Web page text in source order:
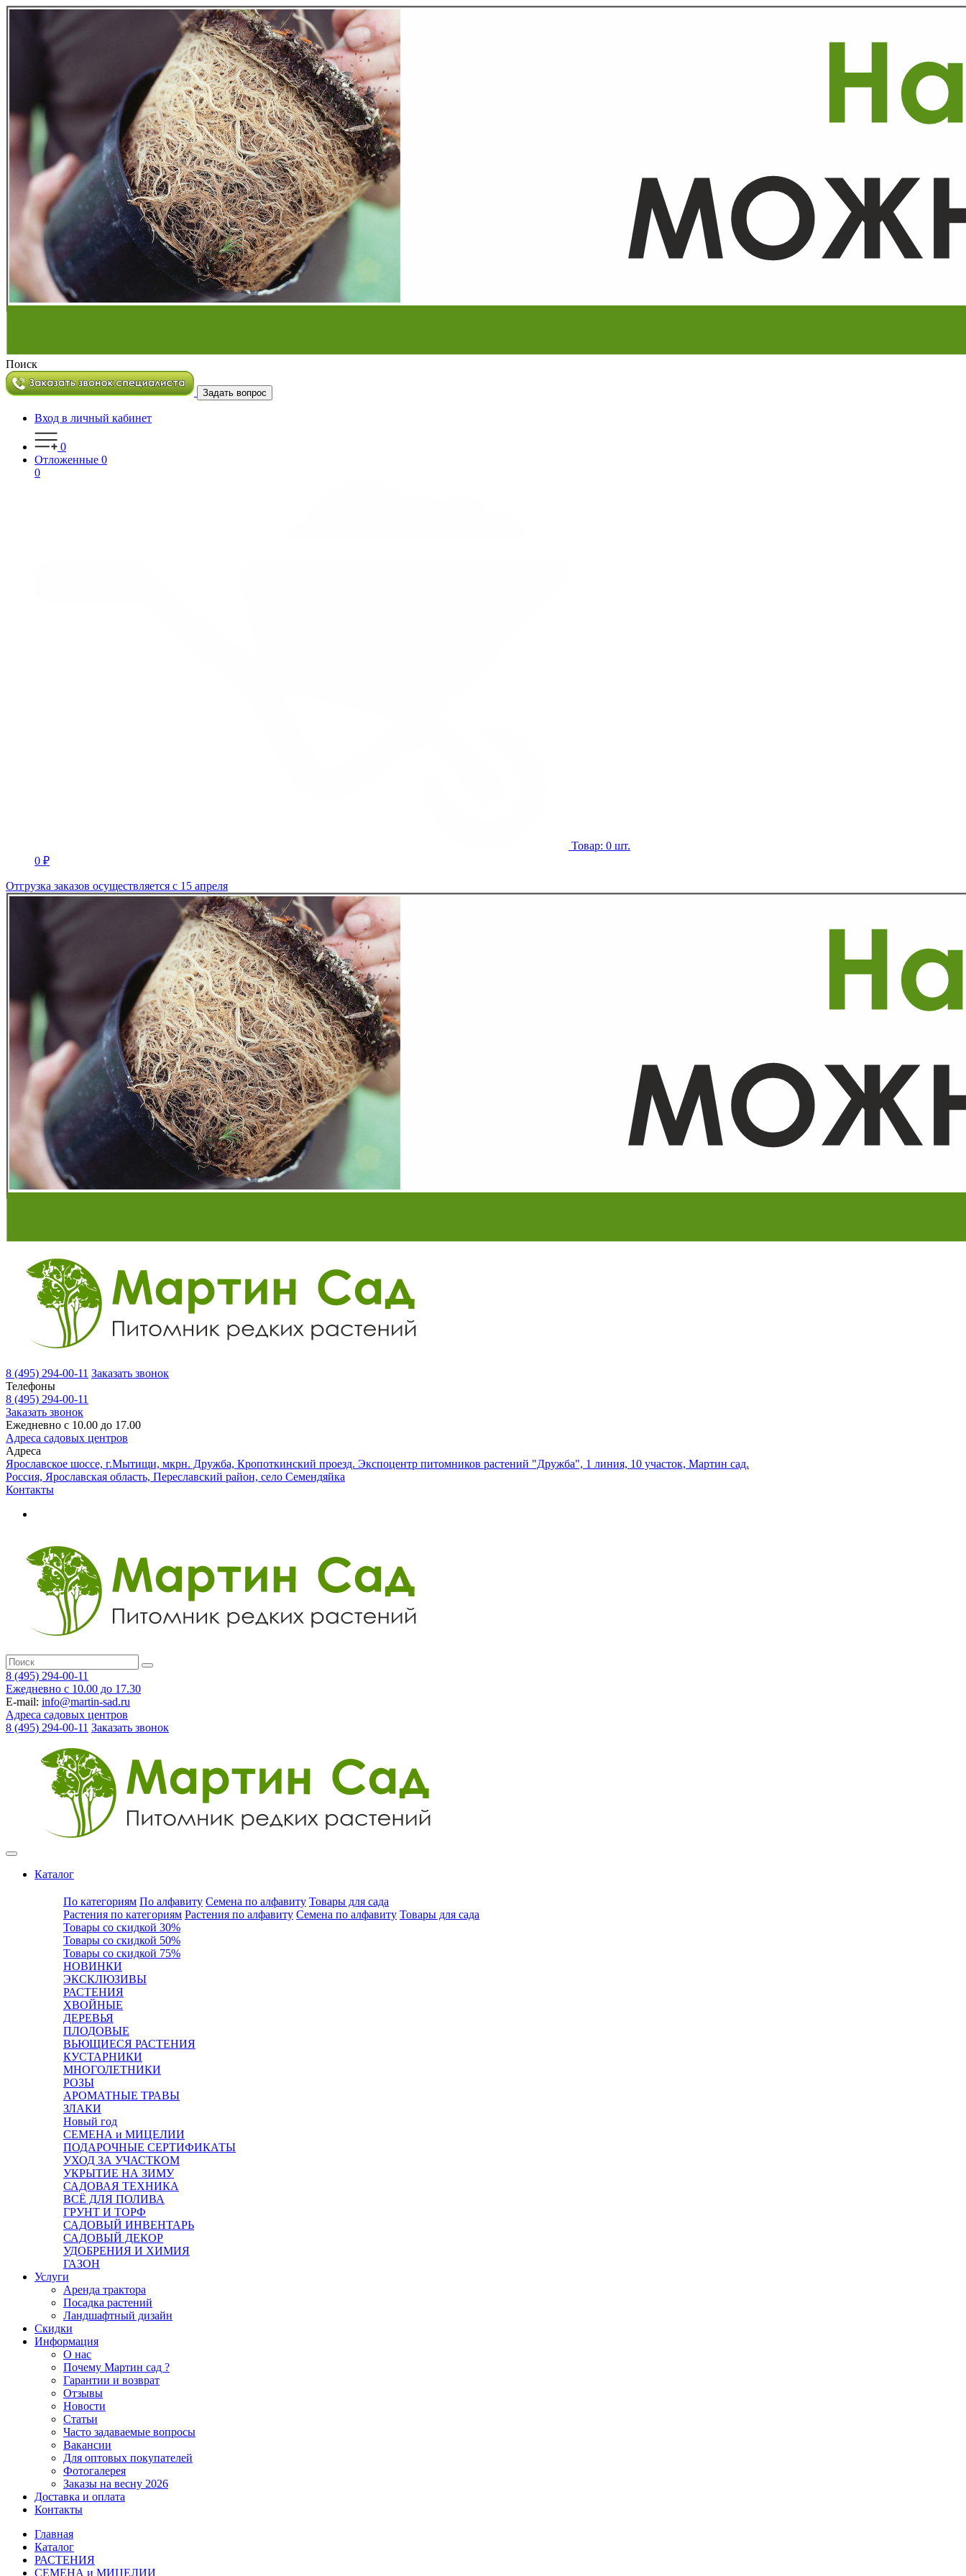
Поиск
Задать вопрос
Вход в личный кабинет
0
Отложенные 0
0
Товар: 0 шт.
0 ₽
Отгрузка заказов осуществляется с 15 апреля
8 (495) 294-00-11 Заказать звонок
Телефоны
8 (495) 294-00-11
Заказать звонок
Ежедневно с 10.00 до 17.00
Адреса садовых центров
Адреса
Ярославское шоссе, г.Мытищи, мкрн. Дружба, Кропоткинский проезд. Экспоцентр питомников растений "Дружба", 1 линия, 10 участок, Мартин сад.
Россия, Ярославская область, Переславский район, село Семендяйка
Контакты
8 (495) 294-00-11
Ежедневно с 10.00 до 17.30
E-mail: info@martin-sad.ru
Адреса садовых центров
8 (495) 294-00-11 Заказать звонок
Каталог
По категориям По алфавиту Семена по алфавиту Товары для сада
Растения по категориям Растения по алфавиту Семена по алфавиту Товары для сада
Товары со скидкой 30%
Товары со скидкой 50%
Товары со скидкой 75%
НОВИНКИ
ЭКСКЛЮЗИВЫ
РАСТЕНИЯ
ХВОЙНЫЕ
ДЕРЕВЬЯ
ПЛОДОВЫЕ
ВЬЮЩИЕСЯ РАСТЕНИЯ
КУСТАРНИКИ
МНОГОЛЕТНИКИ
РОЗЫ
АРОМАТНЫЕ ТРАВЫ
ЗЛАКИ
Новый год
СЕМЕНА и МИЦЕЛИИ
ПОДАРОЧНЫЕ СЕРТИФИКАТЫ
УХОД ЗА УЧАСТКОМ
УКРЫТИЕ НА ЗИМУ
САДОВАЯ ТЕХНИКА
ВСЁ ДЛЯ ПОЛИВА
ГРУНТ И ТОРФ
САДОВЫЙ ИНВЕНТАРЬ
САДОВЫЙ ДЕКОР
УДОБРЕНИЯ И ХИМИЯ
ГАЗОН
Услуги
Аренда трактора
Посадка растений
Ландшафтный дизайн
Скидки
Информация
О нас
Почему Мартин сад ?
Гарантии и возврат
Отзывы
Новости
Статьи
Часто задаваемые вопросы
Вакансии
Для оптовых покупателей
Фотогалерея
Заказы на весну 2026
Доставка и оплата
Контакты
Главная
Каталог
РАСТЕНИЯ
СЕМЕНА и МИЦЕЛИИ